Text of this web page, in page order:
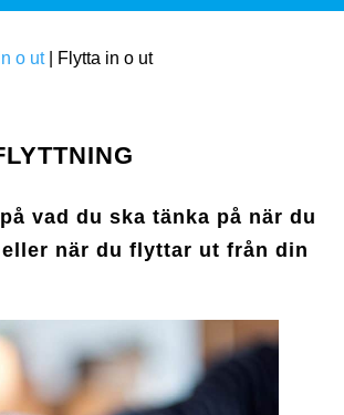
o ut Flytta in o ut
vad du ska tänka på när du
när du flyttar ut från din